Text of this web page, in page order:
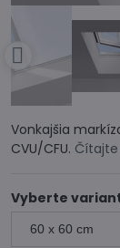
Vonkajšia
CVU/CFU.
Vyberte